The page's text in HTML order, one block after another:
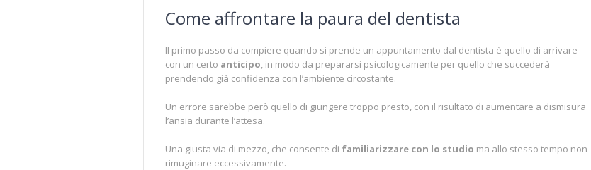
Come affrontare la paura del dentista
Il primo passo da compiere quando si prende un appuntamento dal dentista è quello di arrivare
con un certo anticipo, in modo da prepararsi psicologicamente per quello che succederà
prendendo già confidenza con l’ambiente circostante.
Un errore sarebbe però quello di giungere troppo presto, con il risultato di aumentare a dismisura
l’ansia durante l’attesa.
Una giusta via di mezzo, che consente di familiarizzare con lo studio ma allo stesso tempo non
rimuginare eccessivamente.